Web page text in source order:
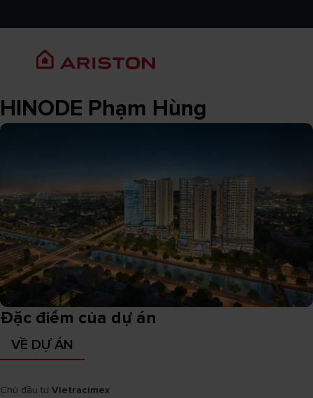
HINODE Phạm Hùng
Đặc điểm của dự án
VỀ DỰ ÁN
Chủ đầu tư Vietracimex